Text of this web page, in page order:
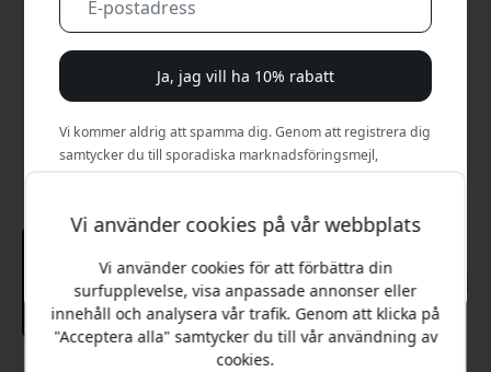
Vi använder cookies på vår webbplats
Vi använder cookies för att förbättra din
surfupplevelse, visa anpassade annonser eller
innehåll och analysera vår trafik. Genom att klicka på
"Acceptera alla" samtycker du till vår användning av
cookies.
Ja, jag vill ha 10% rabatt
Vi kommer aldrig att spamma dig. Genom att registrera dig
samtycker du till sporadiska marknadsföringsmejl,
Nej, jag betalar hellre fullt pris.